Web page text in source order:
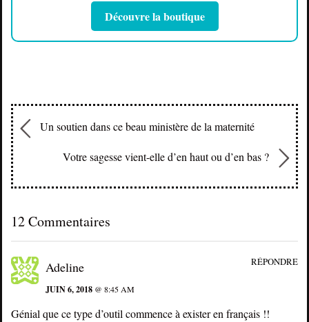
Découvre la boutique
Un soutien dans ce beau ministère de la maternité
Votre sagesse vient-elle d’en haut ou d’en bas ?
12 Commentaires
Adeline
JUIN 6, 2018 @ 8:45 AM
Génial que ce type d’outil commence à exister en français !!
RÉPONDRE